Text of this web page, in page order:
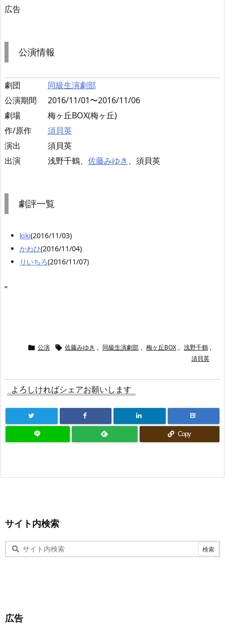
広告
公演情報
劇団
同級生演劇部
公演期間
2016/11/01〜2016/11/06
劇場
梅ヶ丘BOX(梅ヶ丘)
作/原作
須貝英
演出
須貝英
出演
浅野千鶴、 佐藤みゆき 、須貝英
劇評一覧
kiki(2016/11/03)
かわひ(2016/11/04)
りいちろ(2016/11/07)
“
 公演  佐藤みゆき , 同級生演劇部 , 梅ヶ丘BOX , 浅野千鶴 ,
須貝英
よろしければシェアお願いします
B!
Copy
サイト内検索
広告